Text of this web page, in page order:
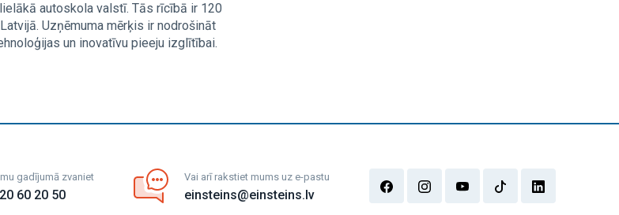
autoskola valstī. Tās rīcībā ir 120
Uzņēmuma mērķis ir nodrošināt
un inovatīvu pieeju izglītībai.
gadījumā zvaniet
60 20 50
Vai arī rakstiet mums uz e-pastu
einsteins@einsteins.lv